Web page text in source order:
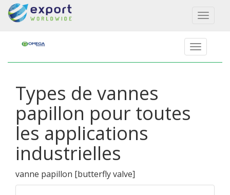
Toggle
Types de vannes
papillon pour toutes
les applications
industrielles
vanne papillon [butterfly valve]